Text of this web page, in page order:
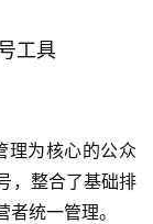
工具
理为核心的公众
，整合了基础排
统一管理。